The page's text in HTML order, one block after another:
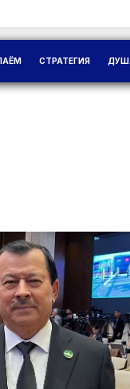
СТРАТЕГИЯ